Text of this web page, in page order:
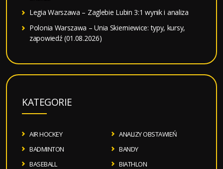
Legia Warszawa – Zaglebie Lubin 3:1 wynik i analiza
Polonia Warszawa – Unia Skierniewice: typy, kursy,
zapowiedź (01.08.2026)
KATEGORIE
AIR HOCKEY
ANALIZY OBSTAWIEŃ
BADMINTON
BANDY
BASEBALL
BIATHLON